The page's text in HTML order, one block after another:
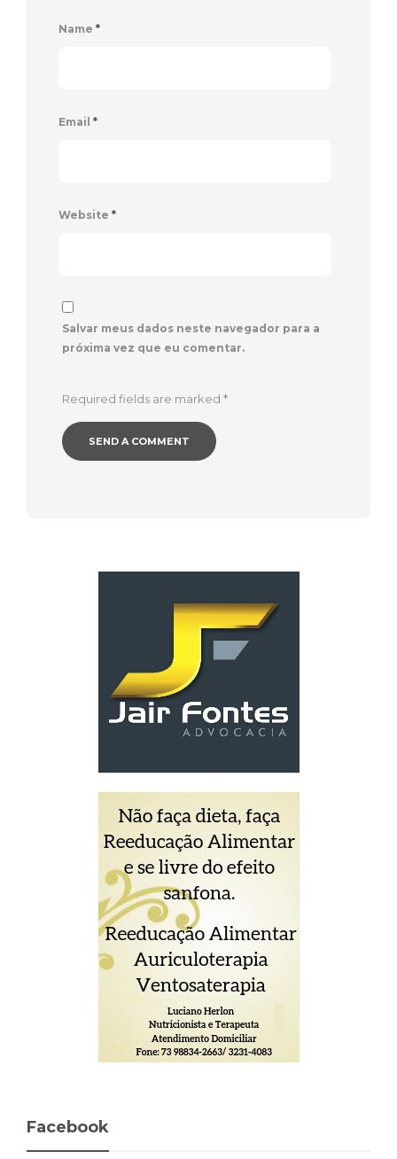
Name *
Email *
Website *
Salvar meus dados neste navegador para a
próxima vez que eu comentar.
Required fields are marked *
Facebook